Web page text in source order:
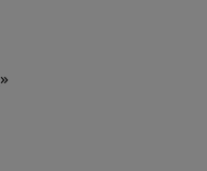
»